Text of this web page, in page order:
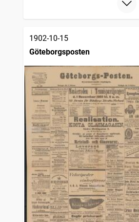
1902-10-15
Göteborgsposten